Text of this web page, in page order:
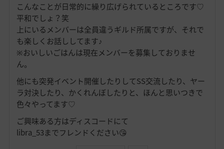
こんなことが日常的に繰り広げられているところです♡
平和でしょ？笑
上にいるメンバーは全員違うギルド所属ですが、それで
も楽しくお話ししてます♪
※おいしいごはんは現在メンバーを募集しておりませ
ん。
他にも突発イベント開催したりしてSS交流したり、ヤー
ラ対決したり、かくれんぼしたりと、ほんと思いつきで
色々やってます♡
ご興味ある方はディスコードにて
libra_53までフレンドください😘